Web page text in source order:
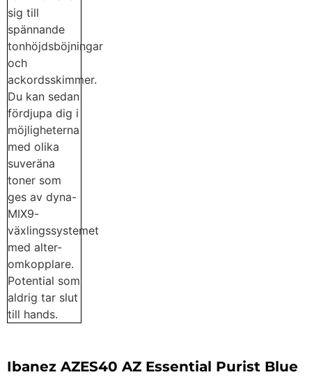
Ibanez AZES40 AZ Essential Purist Blue